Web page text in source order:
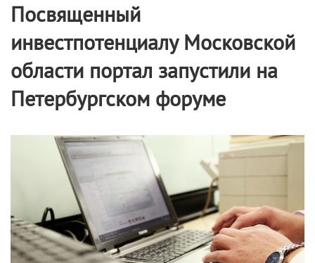
Посвященный
инвестпотенциалу Московской
области портал запустили на
Петербургском форуме